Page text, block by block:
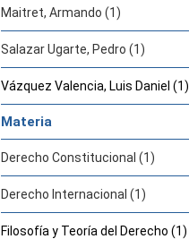
Maitret, Armando (1)
Salazar Ugarte, Pedro (1)
Vázquez Valencia, Luis Daniel (1)
Materia
Derecho Constitucional (1)
Derecho Internacional (1)
Filosofía y Teoría del Derecho (1)